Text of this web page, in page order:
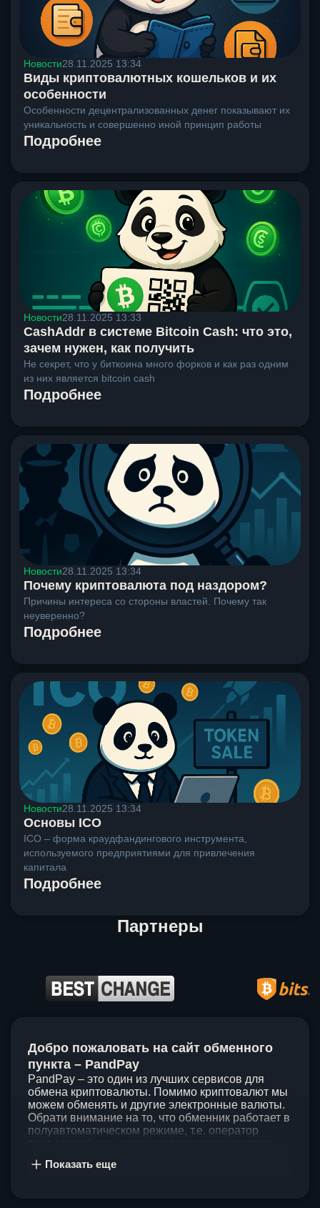
Новости28.11.2025 13:34
Виды криптовалютных кошельков и их
особенности
Особенности децентрализованных денег показывают их
уникальность и совершенно иной принцип работы
Подробнее
Новости28.11.2025 13:33
CashAddr в системе Bitcoin Cash: что это,
зачем нужен, как получить
Не секрет, что у биткоина много форков и как раз одним
из них является bitcoin cash
Подробнее
Новости28.11.2025 13:34
Почему криптовалюта под наздором?
Причины интереса со стороны властей. Почему так
неуверенно?
Подробнее
Новости28.11.2025 13:34
Основы ICO
ICO – форма краудфандингового инструмента,
используемого предприятиями для привлечения
капитала
Подробнее
Партнеры
Добро пожаловать на сайт обменного
пункта – PandPay
PandPay – это один из лучших сервисов для
обмена криптовалюты. Помимо криптовалют мы
можем обменять и другие электронные валюты.
Обрати внимание на то, что обменник работает в
полуавтоматическом режиме, т.е. оператор
клиентов, поэтому стараемся проводить обмены
Показать еще